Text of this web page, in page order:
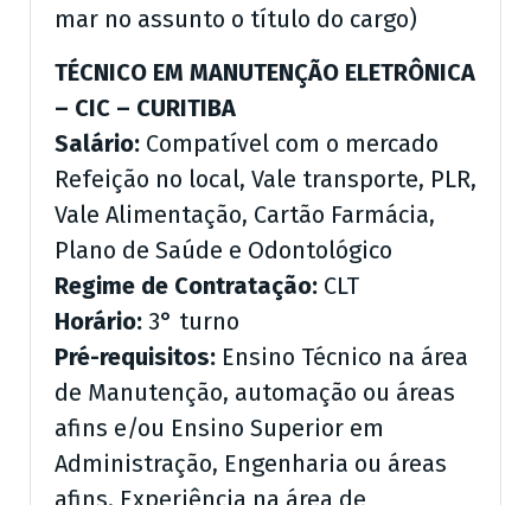
mar no assunto o título do cargo)
TÉCNICO EM MANUTENÇÃO ELETRÔNICA
– CIC – CURITIBA
Salário: Compatível com o mercado
Refeição no local, Vale transporte, PLR,
Vale Alimentação, Cartão Farmácia,
Plano de Saúde e Odontológico
Regime de Contratação: CLT
Horário: 3° turno
Pré-requisitos: Ensino Técnico na área
de Manutenção, automação ou áreas
afins e/ou Ensino Superior em
Administração, Engenharia ou áreas
afins. Experiência na área de